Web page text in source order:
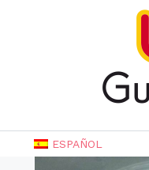
ESPAÑOL